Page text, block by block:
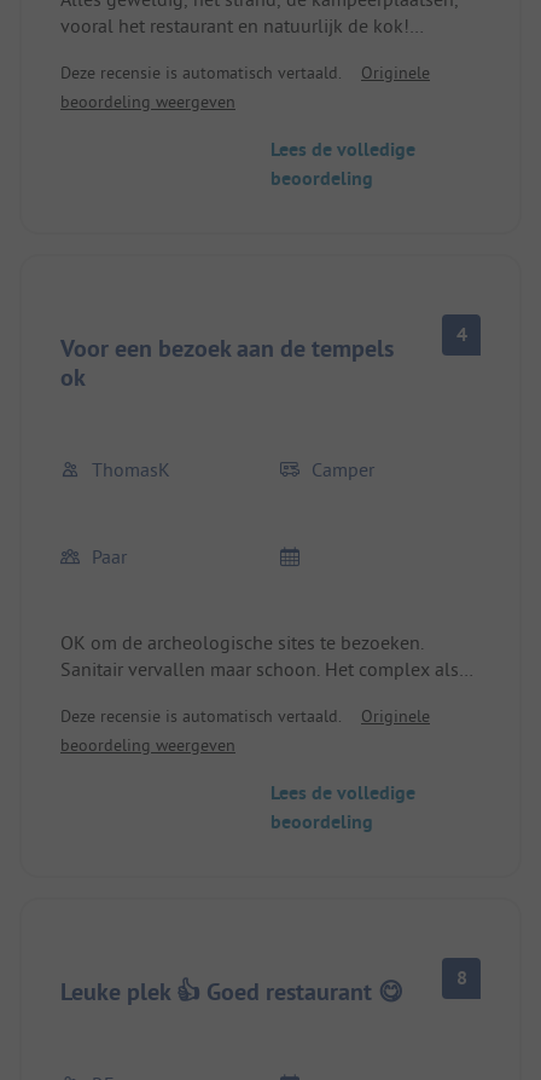
vooral het restaurant en natuurlijk de kok!
interessant.
We komen graag terug
Deze recensie is automatisch vertaald.
Originele
beoordeling weergeven
Lees de volledige
beoordeling
Voor een bezoek aan de tempels
ok
4
ThomasK Camper
Paar
OK om de archeologische sites te bezoeken.
Sanitair vervallen maar schoon. Het complex als
geen €50 voor betalen.
Deze recensie is automatisch vertaald.
Originele
beoordeling weergeven
Lees de volledige
beoordeling
Leuke plek 👍 Goed restaurant 😋 8